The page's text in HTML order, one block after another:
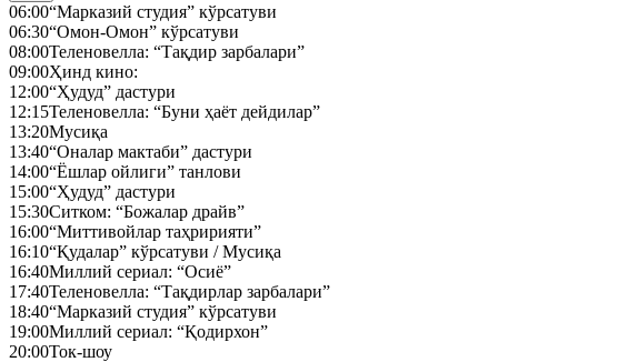
06:00“Марказий студия” кўрсатуви
06:30“Омон-Омон” кўрсатуви
08:00Теленовелла: “Тақдир зарбалари”
09:00Ҳинд кино:
12:00“Ҳудуд” дастури
12:15Теленовелла: “Буни ҳаёт дейдилар”
13:20Мусиқа
13:40“Оналар мактаби” дастури
14:00“Ёшлар ойлиги” танлови
15:00“Ҳудуд” дастури
15:30Ситком: “Божалар драйв”
16:00“Миттивойлар таҳририяти”
16:10“Қудалар” кўрсатуви / Мусиқа
16:40Миллий сериал: “Осиё”
17:40Теленовелла: “Тақдирлар зарбалари”
18:40“Марказий студия” кўрсатуви
19:00Миллий сериал: “Қодирхон”
20:00Ток-шоу